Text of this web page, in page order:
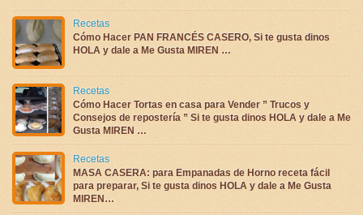
Recetas
Cómo Hacer PAN FRANCÉS CASERO, Si te gusta dinos
HOLA y dale a Me Gusta MIREN …
Recetas
Cómo Hacer Tortas en casa para Vender ” Trucos y
Consejos de repostería ” Si te gusta dinos HOLA y dale a Me
Gusta MIREN …
Recetas
MASA CASERA: para Empanadas de Horno receta fácil
para preparar, Si te gusta dinos HOLA y dale a Me Gusta
MIREN…